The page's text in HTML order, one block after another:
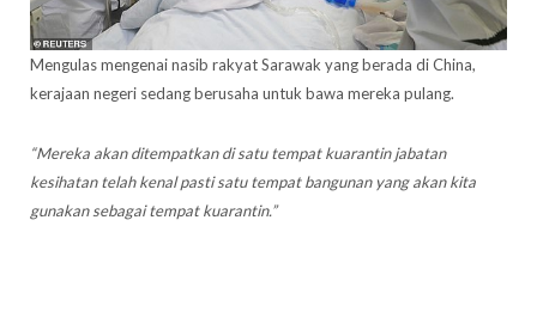
Mengulas mengenai nasib rakyat Sarawak yang berada di China,
kerajaan negeri sedang berusaha untuk bawa mereka pulang.
“Mereka akan ditempatkan di satu tempat kuarantin jabatan
kesihatan telah kenal pasti satu tempat bangunan yang akan kita
gunakan sebagai tempat kuarantin.”